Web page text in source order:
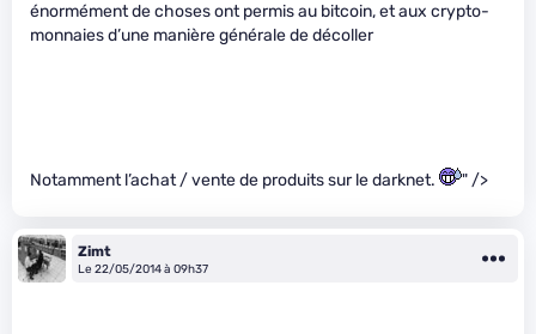
énormément de choses ont permis au bitcoin, et aux crypto-
monnaies d’une manière générale de décoller
Notamment l’achat / vente de produits sur le darknet. " />
Zimt
Le 22/05/2014 à 09h37